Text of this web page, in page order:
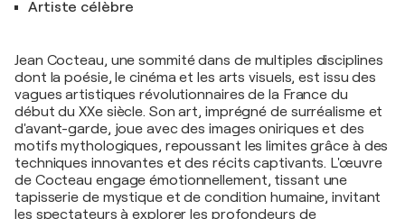
Artiste célèbre
Jean Cocteau, une sommité dans de multiples disciplines
dont la poésie, le cinéma et les arts visuels, est issu des
vagues artistiques révolutionnaires de la France du
début du XXe siècle. Son art, imprégné de surréalisme et
d'avant-garde, joue avec des images oniriques et des
motifs mythologiques, repoussant les limites grâce à des
techniques innovantes et des récits captivants. L'œuvre
de Cocteau engage émotionnellement, tissant une
tapisserie de mystique et de condition humaine, invitant
les spectateurs à explorer les profondeurs de